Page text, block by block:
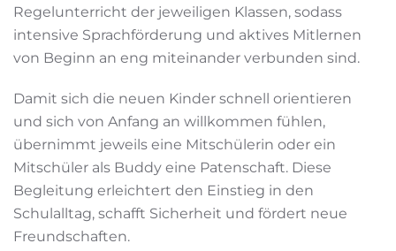
Regelunterricht der jeweiligen Klassen, sodass
intensive Sprachförderung und aktives Mitlernen
von Beginn an eng miteinander verbunden sind.
Damit sich die neuen Kinder schnell orientieren
und sich von Anfang an willkommen fühlen,
übernimmt jeweils eine Mitschülerin oder ein
Mitschüler als Buddy eine Patenschaft. Diese
Begleitung erleichtert den Einstieg in den
Schulalltag, schafft Sicherheit und fördert neue
Freundschaften.